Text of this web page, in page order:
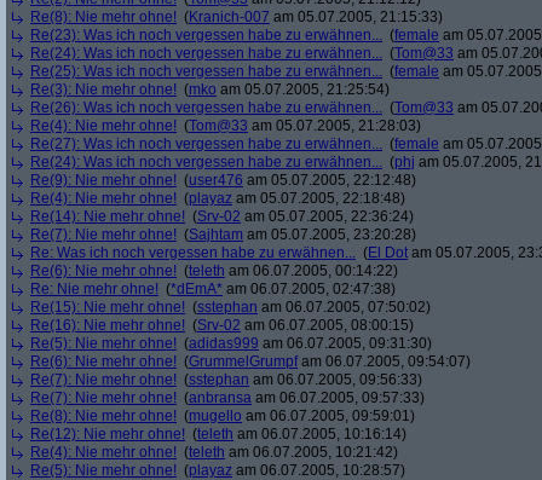
Re(8): Nie mehr ohne! (Kranich-007 am 05.07.2005, 21:15:33)
Re(23): Was ich noch vergessen habe zu erwähnen... (female am
Re(24): Was ich noch vergessen habe zu erwähnen... (Tom@33 am
Re(25): Was ich noch vergessen habe zu erwähnen... (female am
Re(3): Nie mehr ohne! (mko am 05.07.2005, 21:25:54)
Re(26): Was ich noch vergessen habe zu erwähnen... (Tom@33 am
Re(4): Nie mehr ohne! (Tom@33 am 05.07.2005, 21:28:03)
Re(27): Was ich noch vergessen habe zu erwähnen... (female am
Re(24): Was ich noch vergessen habe zu erwähnen... (phj am 05.07.2005,
Re(9): Nie mehr ohne! (user476 am 05.07.2005, 22:12:48)
Re(4): Nie mehr ohne! (playaz am 05.07.2005, 22:18:48)
Re(14): Nie mehr ohne! (Srv-02 am 05.07.2005, 22:36:24)
Re(7): Nie mehr ohne! (Sajhtam am 05.07.2005, 23:20:28)
Re: Was ich noch vergessen habe zu erwähnen... (El Dot am 05.07.2005,
Re(6): Nie mehr ohne! (teleth am 06.07.2005, 00:14:22)
Re: Nie mehr ohne! (*dEmA* am 06.07.2005, 02:47:38)
Re(15): Nie mehr ohne! (sstephan am 06.07.2005, 07:50:02)
Re(16): Nie mehr ohne! (Srv-02 am 06.07.2005, 08:00:15)
Re(5): Nie mehr ohne! (adidas999 am 06.07.2005, 09:31:30)
Re(6): Nie mehr ohne! (GrummelGrumpfam 06.07.2005, 09:54:07)
Re(7): Nie mehr ohne! (sstephan am 06.07.2005, 09:56:33)
Re(7): Nie mehr ohne! (anbransa am 06.07.2005, 09:57:33)
Re(8): Nie mehr ohne! (mugello am 06.07.2005, 09:59:01)
Re(12): Nie mehr ohne! (teleth am 06.07.2005, 10:16:14)
Re(4): Nie mehr ohne! (teleth am 06.07.2005, 10:21:42)
Re(5): Nie mehr ohne! (playaz am 06.07.2005, 10:28:57)